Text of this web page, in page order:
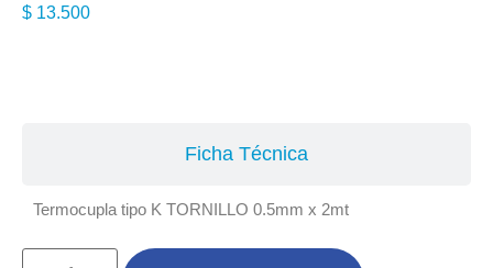
$ 13.500
Ficha Técnica
Termocupla tipo K TORNILLO 0.5mm x 2mt